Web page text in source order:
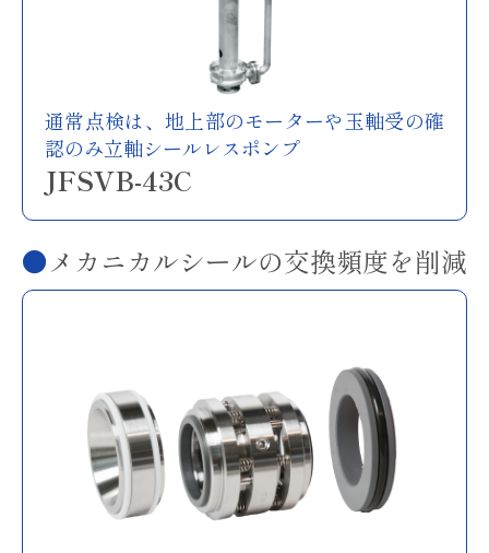
通常点検は、地上部のモーターや玉軸受の確
認のみ立軸シールレスポンプ
JFSVB-43C
メカニカルシールの交換頻度を削減